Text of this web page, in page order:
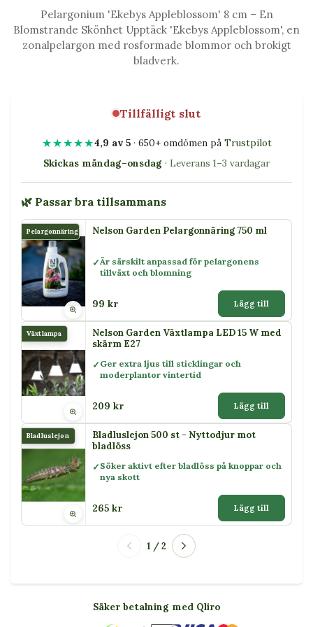
Pelargonium 'Ekebys Appleblossom' 8 cm – En
Blomstrande Skönhet Upptäck 'Ekebys Appleblossom', en
zonalpelargon med rosformade blommor och brokigt
bladverk.
Tillfälligt slut
★★★★★4,9 av 5· 650+ omdömen på Trustpilot
Skickas måndag–onsdag · Leverans 1–3 vardagar
🌿 Passar bra tillsammans
Pelargonnäring Nelson Garden Pelargonnäring 750 ml
Är särskilt anpassad för pelargonens
tillväxt och blomning
99 kr Lägg till
Växtlampa
Nelson Garden Växtlampa LED 15 W med
skärm E27
Ger extra ljus till sticklingar och
moderplantor vintertid
209 kr Lägg till
Bladluslejon
Bladluslejon 500 st - Nyttodjur mot
bladlöss
Söker aktivt efter bladlöss på knoppar och
nya skott
265 kr Lägg till
1 / 2
Säker betalning med Qliro